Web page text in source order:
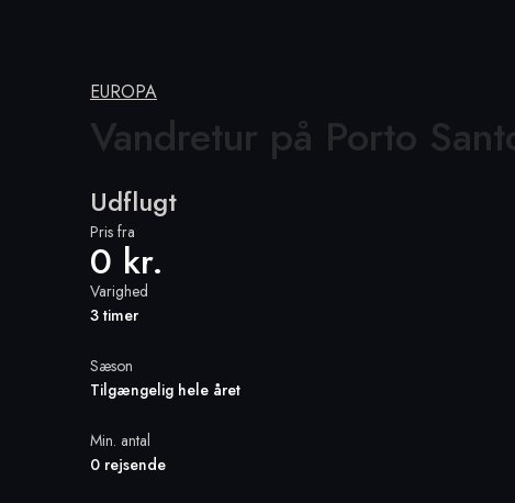
EUROPA
Vandretur på Porto
Udflugt
Pris fra
0 kr.
Varighed
3 timer
Sæson
Tilgængelig hele året
Min. antal
0 rejsende